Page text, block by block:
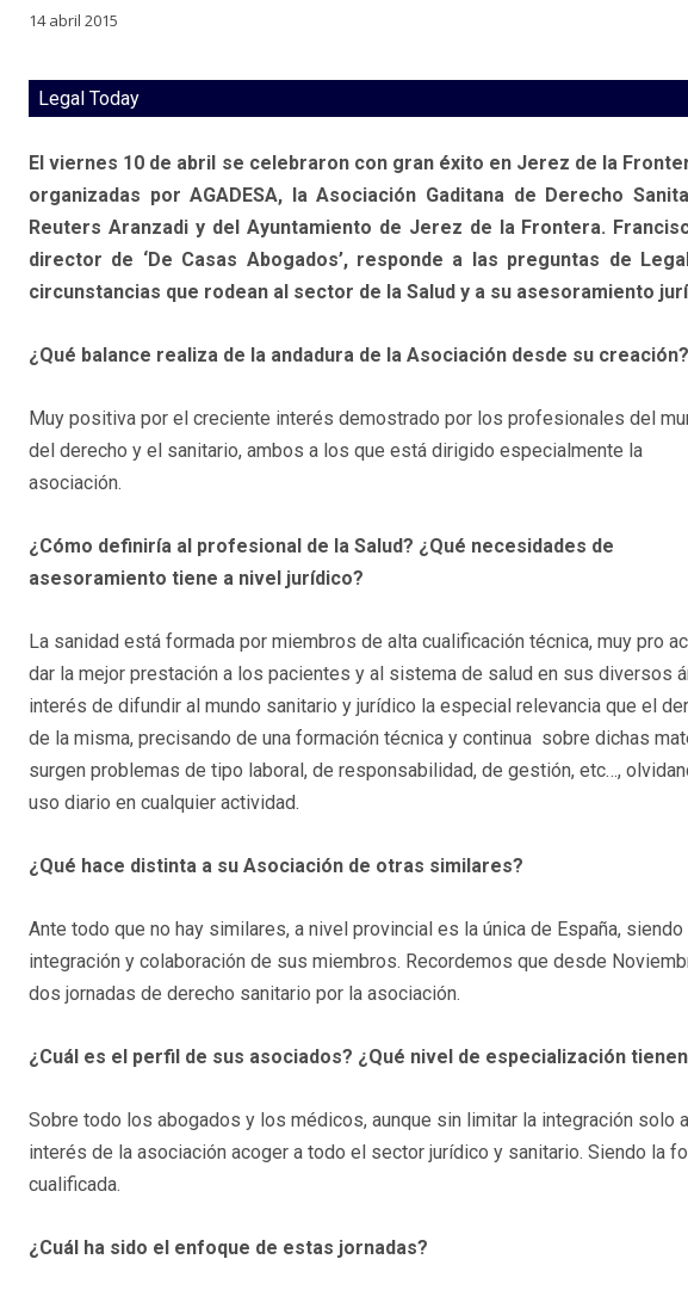
14 abril 2015
Legal Today
El viernes 10 de abril se celebraron con gran éxito en Jerez de la
organizadas por AGADESA, la Asociación Gaditana de Derecho
Reuters Aranzadi y del Ayuntamiento de Jerez de la Frontera.
director de ‘De Casas Abogados’, responde a las preguntas de
circunstancias que rodean al sector de la Salud y a su asesoramiento
¿Qué balance realiza de la andadura de la Asociación desde su creación?
Muy positiva por el creciente interés demostrado por los profesionales del
del derecho y el sanitario, ambos a los que está dirigido especialmente la
asociación.
¿Cómo definiría al profesional de la Salud? ¿Qué necesidades de
asesoramiento tiene a nivel jurídico?
La sanidad está formada por miembros de alta cualificación técnica, muy pro
dar la mejor prestación a los pacientes y al sistema de salud en sus diversos
interés de difundir al mundo sanitario y jurídico la especial relevancia que el
de la misma, precisando de una formación técnica y continua sobre dichas
surgen problemas de tipo laboral, de responsabilidad, de gestión, etc…,
uso diario en cualquier actividad.
¿Qué hace distinta a su Asociación de otras similares?
Ante todo que no hay similares, a nivel provincial es la única de España,
integración y colaboración de sus miembros. Recordemos que desde
dos jornadas de derecho sanitario por la asociación.
¿Cuál es el perfil de sus asociados? ¿Qué nivel de especialización
Sobre todo los abogados y los médicos, aunque sin limitar la integración solo
interés de la asociación acoger a todo el sector jurídico y sanitario. Siendo la
cualificada.
¿Cuál ha sido el enfoque de estas jornadas?